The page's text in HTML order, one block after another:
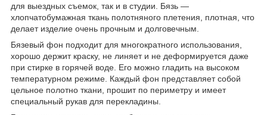
для выездных съемок, так и в студии. Бязь —
хлопчатобумажная ткань полотняного плетения, плотная, что
делает изделие очень прочным и долговечным.
Бязевый фон подходит для многократного использования,
хорошо держит краску, не линяет и не деформируется даже
при стирке в горячей воде. Его можно гладить на высоком
температурном режиме. Каждый фон представляет собой
цельное полотно ткани, прошит по периметру и имеет
специальный рукав для перекладины.